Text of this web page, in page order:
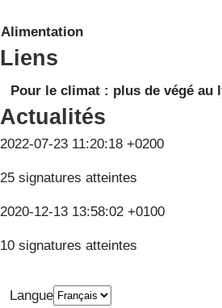
Alimentation
Liens
Pour le climat : plus de végé au
Actualités
2022-07-23 11:20:18 +0200
25 signatures atteintes
2020-12-13 13:58:02 +0100
10 signatures atteintes
Langue